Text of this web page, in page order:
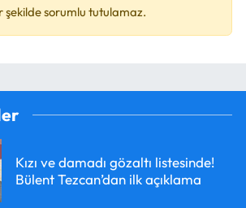
şekilde sorumlu tutulamaz.
Kızı ve damadı gözaltı listesinde!
Bülent Tezcan’dan ilk açıklama